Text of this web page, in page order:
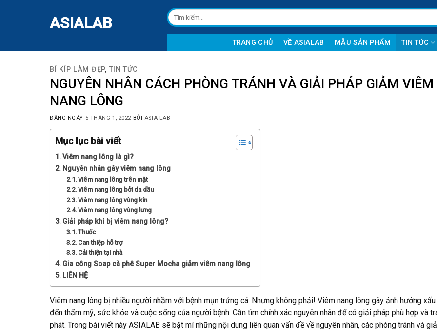
ASIALAB
Tìm
kiếm:
TRANG CHỦ VỀ ASIALAB MẪU SẢN PHẨM TIN TỨC
BÍ KÍP LÀM ĐẸP,TIN TỨC
NGUYÊN NHÂN CÁCH PHÒNG TRÁNH VÀ GIẢI PHÁP GIẢM VIÊM
NANG LÔNG
ĐĂNG NGÀY 5 THÁNG 1, 2022 BỞI ASIA LAB
Mục lục bài viết
Viêm nang lông là gì?
Nguyên nhân gây viêm nang lông
Viêm nang lông trên mặt
Viêm nang lông bởi da dầu
Viêm nang lông vùng kín
Viêm nang lông vùng lưng
Giải pháp khi bị viêm nang lông?
Thuốc
Can thiệp hỗ trợ
Cải thiện tại nhà
Gia công Soap cà phê Super Mocha giảm viêm nang lông
LIÊN HỆ
Viêm nang lông bị nhiều người nhầm với bệnh mụn trứng cá. Nhưng không phải! Viêm nang lông gây ảnh hưởng
đến thẩm mỹ, sức khỏe và cuộc sống của người bệnh. Cần tìm chính xác nguyên nhân để có giải pháp phù hợp và
phát. Trong bài viết này ASIALAB sẽ bật mí những nội dung liên quan vấn đề về nguyên nhân, các phòng tránh và